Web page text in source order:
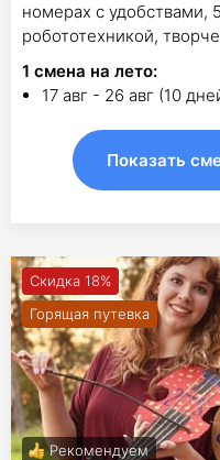
номерах с удобствами,
робототехникой,
1 смена на лето:
17 авг - 26 авг (10
Показать
Скидка 18%
Горящая путевка
Рекомендуем